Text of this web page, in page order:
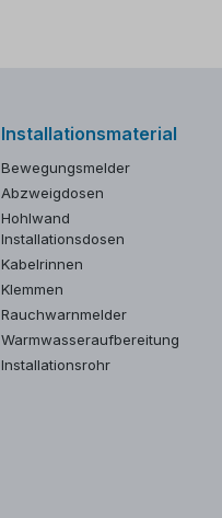
Installationsmaterial
Bewegungsmelder
Abzweigdosen
Hohlwand
Installationsdosen
Kabelrinnen
Klemmen
Rauchwarnmelder
Warmwasseraufbereitung
Installationsrohr